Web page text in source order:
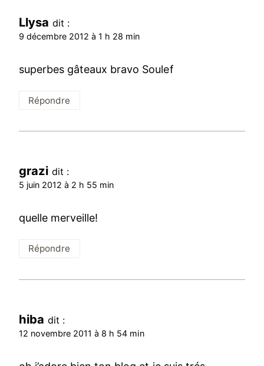
Llysa dit :
9 décembre 2012 à 1 h 28 min
superbes gâteaux bravo Soulef
Répondre
grazi dit :
5 juin 2012 à 2 h 55 min
quelle merveille!
Répondre
hiba dit :
12 novembre 2011 à 8 h 54 min